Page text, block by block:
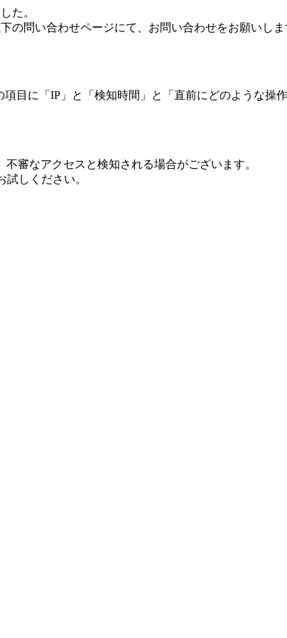
た。
問い合わせページにて、お問い合わせをお願いしま
目に「IP」と「検知時間」と「直前にどのような操
審なアクセスと検知される場合がございます。
しください。